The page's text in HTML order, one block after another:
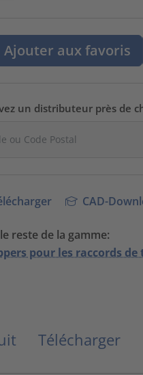
Ajouter aux favoris
un distributeur près de
CAD-
reste de la gamme:
pour les raccords
Télécharger